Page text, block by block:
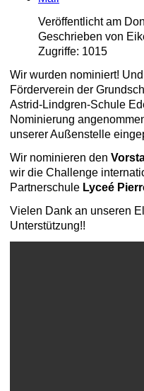
Veröffentlicht am
Geschrieben von
Zugriffe: 1015
Wir wurden nominiert!
Förderverein der
Astrid-Lindgren-Schule
Nominierung
unserer Außenstelle
Wir nominieren den
wir die Challenge
Partnerschule Lyceé
Vielen Dank an unseren
Unterstützung!!